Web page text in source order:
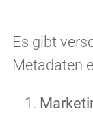
Es gibt
Metadaten